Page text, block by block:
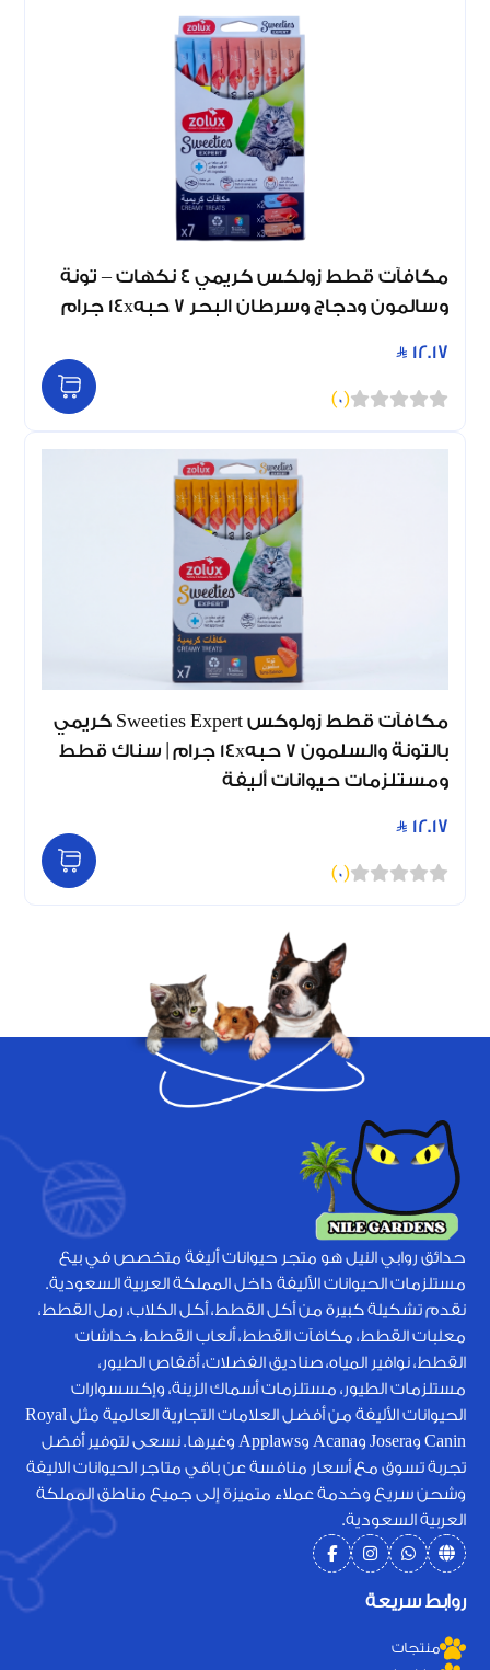
مكافآت قطط زولكس كريمي 4 نكهات – تونة
وسالمون ودجاج وسرطان البحر 7 حبه14x جرام
12.17
(
0
)
مكافآت قطط زولوكس Sweeties Expert كريمي
بالتونة والسلمون 7 حبه14x جرام | سناك قطط
ومستلزمات حيوانات أليفة
12.17
(
0
)
حدائق روابي النيل هو متجر حيوانات أليفة متخصص في بيع
مستلزمات الحيوانات الأليفة داخل المملكة العربية السعودية.
نقدم تشكيلة كبيرة من أكل القطط، أكل الكلاب، رمل القطط،
معلبات القطط، مكافآت القطط، ألعاب القطط، خداشات
القطط، نوافير المياه، صناديق الفضلات، أقفاص الطيور،
مستلزمات الطيور، مستلزمات أسماك الزينة، وإكسسوارات
الحيوانات الأليفة من أفضل العلامات التجارية العالمية مثل Royal
Canin وJosera وAcana وApplaws وغيرها. نسعى لتوفير أفضل
تجربة تسوق مع أسعار منافسة عن باقي متاجر الحيوانات الاليفة
وشحن سريع وخدمة عملاء متميزة إلى جميع مناطق المملكة
العربية السعودية.
روابط سريعة
منتجات